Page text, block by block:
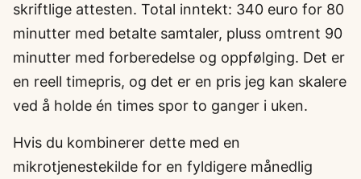
skriftlige attesten. Total inntekt: 340 euro for 80
minutter med betalte samtaler, pluss omtrent 90
minutter med forberedelse og oppfølging. Det er
en reell timepris, og det er en pris jeg kan skalere
ved å holde én times spor to ganger i uken.
Hvis du kombinerer dette med en
mikrotjenestekilde for en fyldigere månedlig